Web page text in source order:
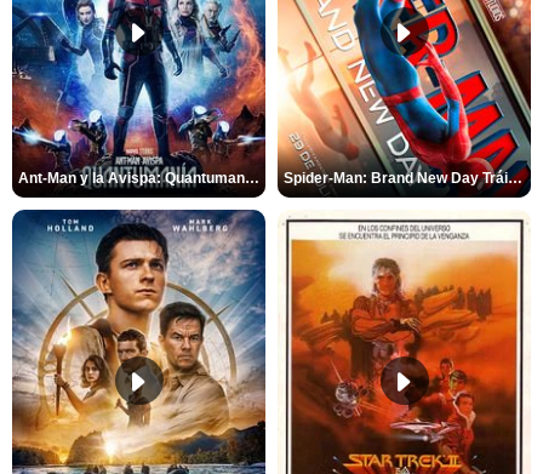
Ant-Man y la Avispa: Quantumanía Tráiler (2) Spider-Man: Brand New Day Tráiler (3)